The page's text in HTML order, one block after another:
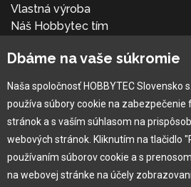
Vlastná výroba
Náš Hobbytec tím
Naša história
Pre zákazníka
Garancia najlepšej ceny
Užívateľský manuál
Dbáme na vaše súkromie
Naša spoločnosť HOBBYTEC Slovensko
používa súbory cookie na zabezpečenie
stránok a s vaším súhlasom na
webových stránok. Kliknutím na tlačidlo
používaním súborov cookie a s
na webovej stránke na účely